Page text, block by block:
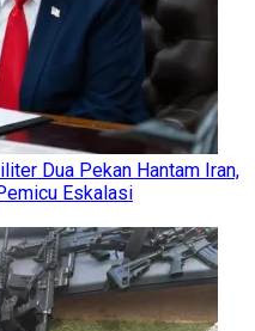
Dua Pekan Hantam Iran,
Eskalasi